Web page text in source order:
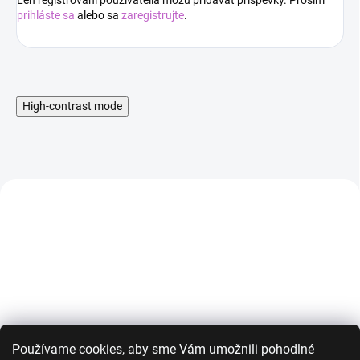
Používame cookies, aby sme Vám umožnili pohodlné
prihláste sa alebo sa zaregistrujte.
High-contrast mode